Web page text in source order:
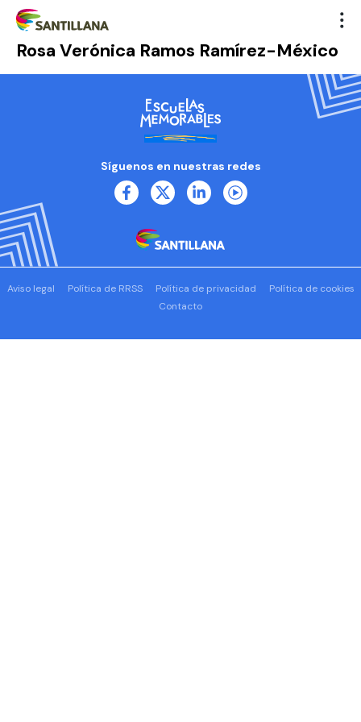
Rosa Verónica Ramos Ramírez-México
Síguenos en nuestras redes
Aviso legal Política de RRSS Política de privacidad
Política de cookies
Contacto